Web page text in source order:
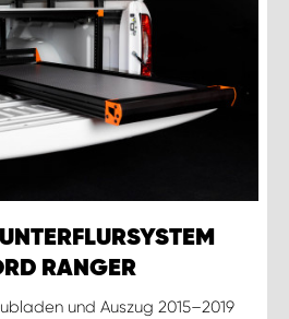
RANGER
und Auszug 2015–2019